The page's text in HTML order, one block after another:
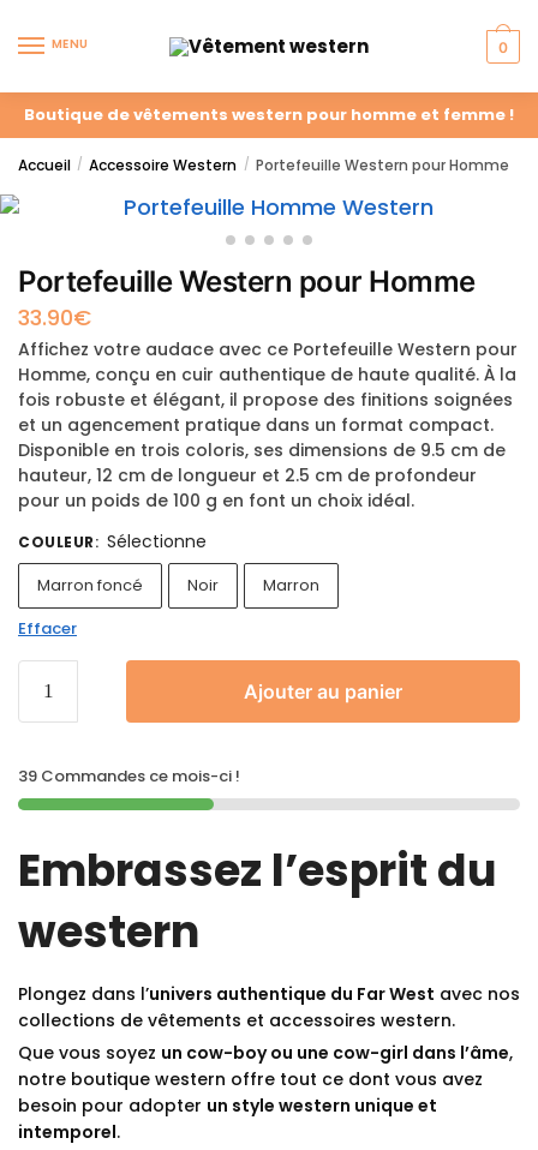
MENU 0
Boutique de vêtements western pour homme et femme !
Accueil / Accessoire Western / Portefeuille Western pour Homme
Portefeuille Western pour Homme
33.90€
Affichez votre audace avec ce Portefeuille Western pour
Homme, conçu en cuir authentique de haute qualité. À la
fois robuste et élégant, il propose des finitions soignées
et un agencement pratique dans un format compact.
Disponible en trois coloris, ses dimensions de 9.5 cm de
hauteur, 12 cm de longueur et 2.5 cm de profondeur
pour un poids de 100 g en font un choix idéal.
COULEUR: Sélectionne
Marron foncé Noir
Marron
Effacer
Ajouter au panier
39 Commandes ce mois-ci !
Embrassez l’esprit du
western
Plongez dans l’univers authentique du Far West avec nos
collections de vêtements et accessoires western.
Que vous soyez un cow-boy ou une cow-girl dans l’âme,
notre boutique western offre tout ce dont vous avez
besoin pour adopter un style western unique et
intemporel.